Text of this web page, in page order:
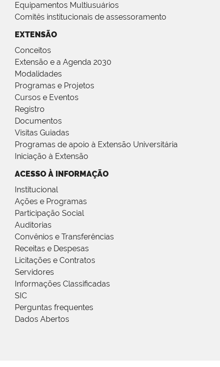
Equipamentos Multiusuários
Comitês institucionais de assessoramento
EXTENSÃO
Conceitos
Extensão e a Agenda 2030
Modalidades
Programas e Projetos
Cursos e Eventos
Registro
Documentos
Visitas Guiadas
Programas de apoio à Extensão Universitária
Iniciação à Extensão
ACESSO À INFORMAÇÃO
Institucional
Ações e Programas
Participação Social
Auditorias
Convênios e Transferências
Receitas e Despesas
Licitações e Contratos
Servidores
Informações Classificadas
SIC
Perguntas frequentes
Dados Abertos